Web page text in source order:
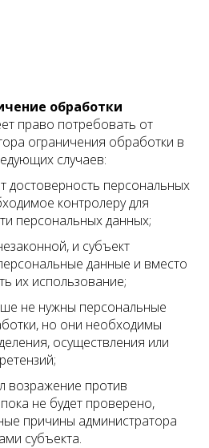
обработки
право потребовать от
ограничения обработки в
случаев:
достоверность персональных
контролеру для
персональных данных;
и субъект
данные и вместо
их использование;
не нужны персональные
но они необходимы
осуществления или
возражение против
не будет проверено,
причины администратора
субъекта.